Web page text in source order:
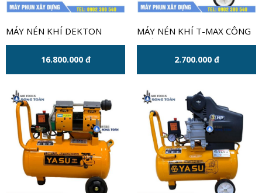
MÁY NÉN KHÍ DEKTON
CÔNG SUẤT 9HP - 160 LÍT
16.800.000 đ
MÁY NÉN KHÍ T-MAX CÔNG
SUẤT 3.5HP XANH
2.700.000 đ